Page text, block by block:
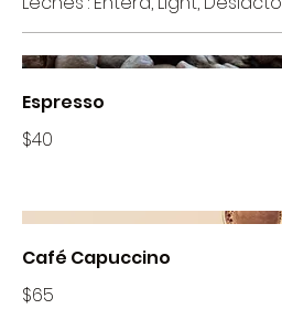
Espresso
$40
Café Capuccino
$65